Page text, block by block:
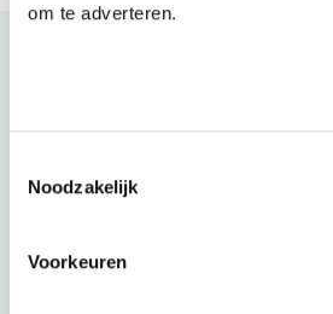
om te adverteren.
Noodzakelijk
Voorkeuren
buitenland?
We bieden graag de
het buitenland deze
Helaas weerhoudt wet- en
van het aannemen van